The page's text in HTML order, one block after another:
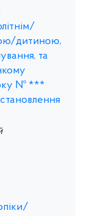
дитиною,
та
№ ***